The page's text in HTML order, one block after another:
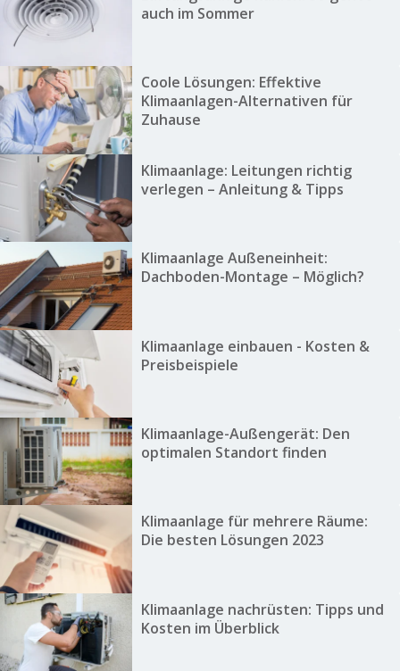
auch im Sommer
Coole Lösungen: Effektive
Klimaanlagen-Alternativen für
Zuhause
Klimaanlage: Leitungen richtig
verlegen – Anleitung & Tipps
Klimaanlage Außeneinheit:
Dachboden-Montage – Möglich?
Klimaanlage einbauen - Kosten &
Preisbeispiele
Klimaanlage-Außengerät: Den
optimalen Standort finden
Klimaanlage für mehrere Räume:
Die besten Lösungen 2023
Klimaanlage nachrüsten: Tipps und
Kosten im Überblick